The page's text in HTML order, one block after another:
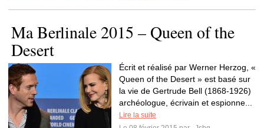
Ma Berlinale 2015 – Queen of the
Desert
Écrit et réalisé par Werner Herzog, «
Queen of the Desert » est basé sur
la vie de Gertrude Bell (1868-1926)
archéologue, écrivain et espionne...
Lire la suite